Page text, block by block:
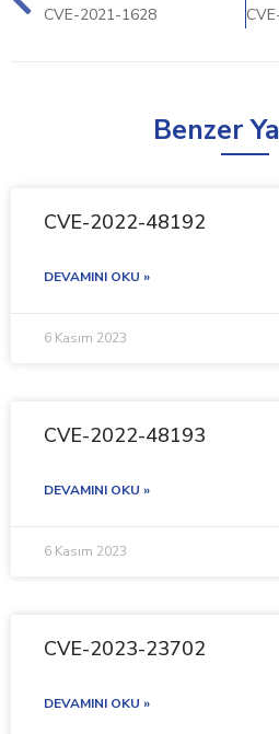
CVE-2021-1628
Benzer
CVE-2022-48192
DEVAMINI OKU »
6 Kasım 2023
CVE-2022-48193
DEVAMINI OKU »
6 Kasım 2023
CVE-2023-23702
DEVAMINI OKU »